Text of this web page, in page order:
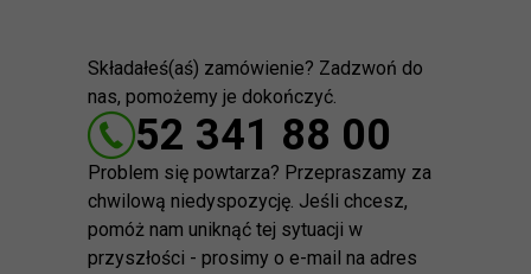
Składałeś(aś) zamówienie? Zadzwoń do
nas, pomożemy je dokończyć.
52 341 88 00
Problem się powtarza? Przepraszamy za
chwilową niedyspozycję. Jeśli chcesz,
pomóż nam uniknąć tej sytuacji w
przyszłości - prosimy o e-mail na adres